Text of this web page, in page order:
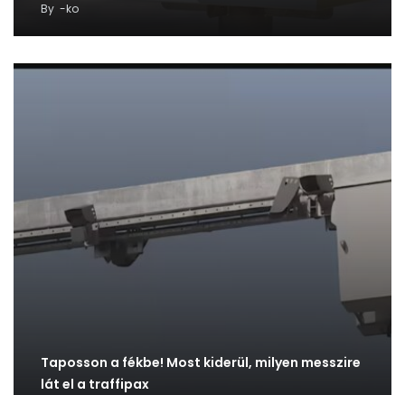
By -ko
Taposson a fékbe! Most kiderül, milyen messzire
lát el a traffipax